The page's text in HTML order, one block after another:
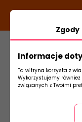
DODATKOWY
Zgody
Informacje
Ta witryna korzysta z
Wykorzystujemy
związanych z Twoimi